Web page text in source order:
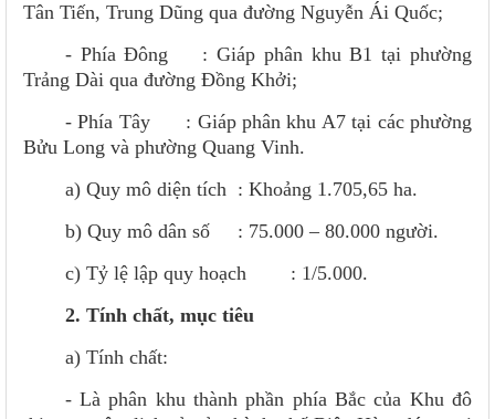
Tân Tiến, Trung Dũng qua đường Nguyễn Ái Quốc;
- Phía Đông : Giáp phân khu B1 tại phường
Trảng Dài qua đường Đồng Khởi;
- Phía Tây : Giáp phân khu A7 tại các phường
Bửu Long và phường Quang Vinh.
a) Quy mô diện tích : Khoảng 1.705,65 ha.
b) Quy mô dân số : 75.000 – 80.000 người.
c) Tỷ lệ lập quy hoạch : 1/5.000.
2. Tính chất, mục tiêu
a) Tính chất:
- Là phân khu thành phần phía Bắc của Khu đô